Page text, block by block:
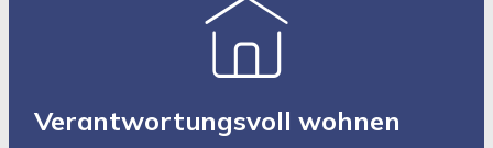
Verantwortungsvoll wohnen